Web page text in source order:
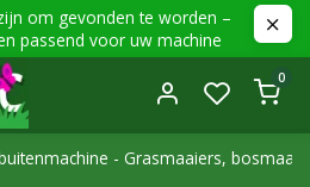
om gevonden te worden –
passend voor uw machine
0
- Grasmaaiers,